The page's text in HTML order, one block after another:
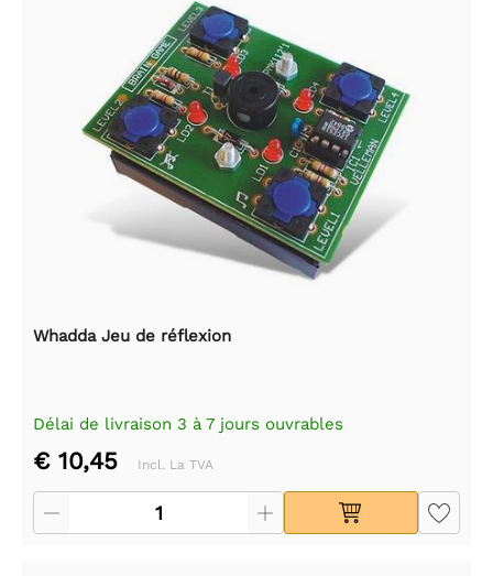
Whadda Jeu de réflexion
Délai de livraison 3 à 7 jours ouvrables
€ 10,45 Incl. La TVA